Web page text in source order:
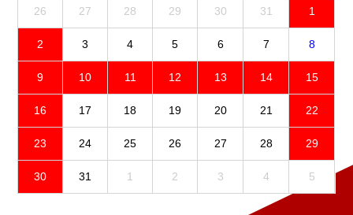
26 27 28 29 30 31 1
2 3 4 5 6 7 8
9 10 11 12 13 14 15
16 17 18 19 20 21 22
23 24 25 26 27 28 29
30 31 1 2 3 4 5